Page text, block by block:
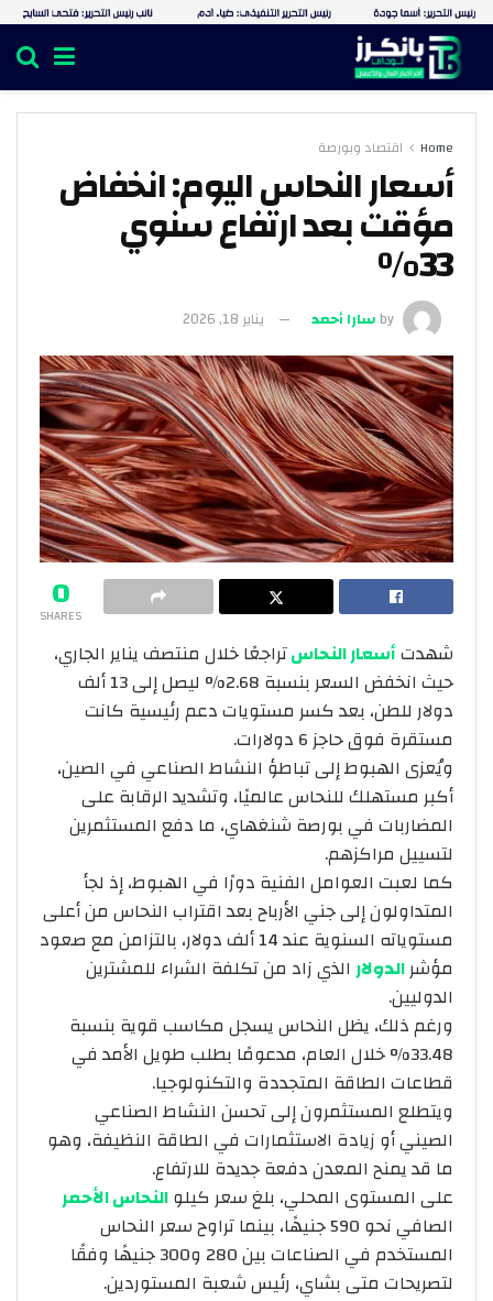
Home اقتصاد وبورصة
أسعار النحاس اليوم: انخفاض
مؤقت بعد ارتفاع سنوي
33%
byسارا أحمد يناير 18, 2026
0
SHARES
شهدتأسعار النحاستراجعًا خلال منتصف يناير الجاري،
حيث انخفض السعر بنسبة 2.68% ليصل إلى 13 ألف
دولار للطن، بعد كسر مستويات دعم رئيسية كانت
مستقرة فوق حاجز 6 دولارات.
ويُعزى الهبوط إلى تباطؤ النشاط الصناعي في الصين،
أكبر مستهلك للنحاس عالميًا، وتشديد الرقابة على
المضاربات في بورصة شنغهاي، ما دفع المستثمرين
لتسييل مراكزهم.
كما لعبت العوامل الفنية دورًا في الهبوط، إذ لجأ
المتداولون إلى جني الأرباح بعد اقتراب النحاس من أعلى
مستوياته السنوية عند 14 ألف دولار، بالتزامن مع صعود
مؤشرالدولار الذي زاد من تكلفة الشراء للمشترين
الدوليين.
ورغم ذلك، يظل النحاس يسجل مكاسب قوية بنسبة
33.48% خلال العام، مدعومًا بطلب طويل الأمد في
قطاعات الطاقة المتجددة والتكنولوجيا.
ويتطلع المستثمرون إلى تحسن النشاط الصناعي
الصيني أو زيادة الاستثمارات في الطاقة النظيفة، وهو
ما قد يمنح المعدن دفعة جديدة للارتفاع.
على المستوى المحلي، بلغ سعر كيلوالنحاس الأحمر
الصافي نحو 590 جنيهًا، بينما تراوح سعر النحاس
المستخدم في الصناعات بين 280 و300 جنيهًا وفقًا
لتصريحات متى بشاي، رئيس شعبة المستوردين.